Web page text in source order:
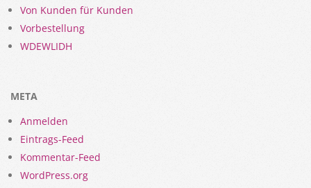
Von Kunden für Kunden
Vorbestellung
WDEWLIDH
META
Anmelden
Eintrags-Feed
Kommentar-Feed
WordPress.org